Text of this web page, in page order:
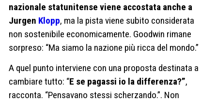
nazionale statunitense viene accostata anche a
Jurgen Klopp, ma la pista viene subito considerata
non sostenibile economicamente. Goodwin rimane
sorpreso: “Ma siamo la nazione più ricca del mondo.”
A quel punto interviene con una proposta destinata a
cambiare tutto: “E se pagassi io la differenza?”,
racconta. “Pensavano stessi scherzando.”. Non